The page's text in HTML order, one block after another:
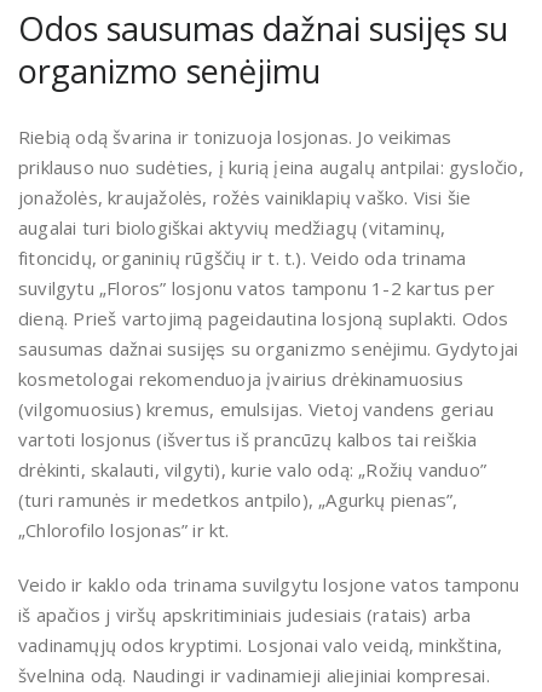
Odos sausumas dažnai susijęs su
organizmo senėjimu
Riebią odą švarina ir tonizuoja losjonas. Jo veikimas
priklauso nuo sudėties, į kurią įeina augalų antpilai: gysločio,
jonažolės, kraujažolės, rožės vainiklapių vaško. Visi šie
augalai turi biologiškai aktyvių medžiagų (vitaminų,
fitoncidų, organinių rūgščių ir t. t.). Veido oda trinama
suvilgytu „Floros” losjonu vatos tamponu 1-2 kartus per
dieną. Prieš vartojimą pageidautina losjoną suplakti. Odos
sausumas dažnai susijęs su organizmo senėjimu. Gydytojai
kosmetologai rekomenduoja įvairius drėkinamuosius
(vilgomuosius) kremus, emulsijas. Vietoj vandens geriau
vartoti losjonus (išvertus iš prancūzų kalbos tai reiškia
drėkinti, skalauti, vilgyti), kurie valo odą: „Rožių vanduo”
(turi ramunės ir medetkos antpilo), „Agurkų pienas”,
„Chlorofilo losjonas” ir kt.
Veido ir kaklo oda trinama suvilgytu losjone vatos tamponu
iš apačios j viršų apskritiminiais judesiais (ratais) arba
vadinamųjų odos kryptimi. Losjonai valo veidą, minkština,
švelnina odą. Naudingi ir vadinamieji aliejiniai kompresai.